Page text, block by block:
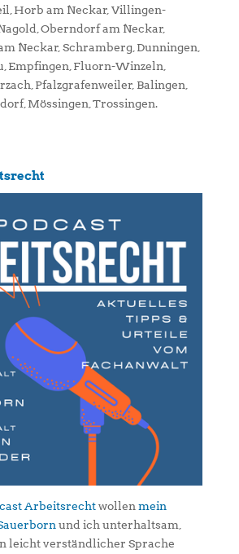
Horb am Neckar, Villingen-
Oberndorf am Neckar,
Neckar, Schramberg, Dunningen,
Empfingen, Fluorn-Winzeln,
Pfalzgrafenweiler, Balingen,
Mössingen, Trossingen.
Arbeitsrechtwollen mein
und ich unterhaltsam,
leicht verständlicher Sprache